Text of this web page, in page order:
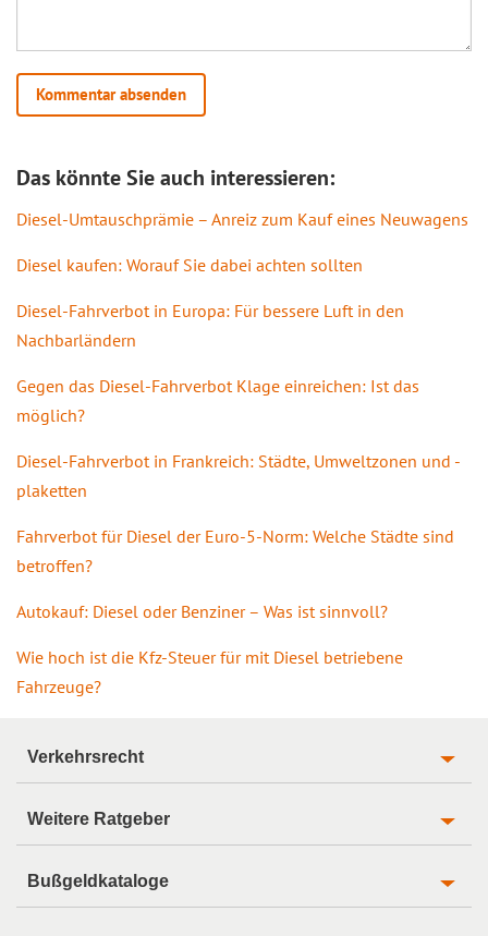
Das könnte Sie auch interessieren:
Diesel-Umtauschprämie – Anreiz zum Kauf eines Neuwagens
Diesel kaufen: Worauf Sie dabei achten sollten
Diesel-Fahrverbot in Europa: Für bessere Luft in den
Nachbarländern
Gegen das Diesel-Fahrverbot Klage einreichen: Ist das
möglich?
Diesel-Fahrverbot in Frankreich: Städte, Umweltzonen und -
plaketten
Fahrverbot für Diesel der Euro-5-Norm: Welche Städte sind
betroffen?
Autokauf: Diesel oder Benziner – Was ist sinnvoll?
Wie hoch ist die Kfz-Steuer für mit Diesel betriebene
Fahrzeuge?
Verkehrsrecht
Weitere Ratgeber
Bußgeldkataloge